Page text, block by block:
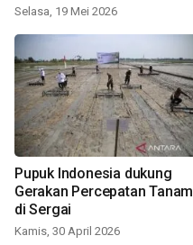
Selasa, 19 Mei 2026
Pupuk Indonesia dukung
Gerakan Percepatan Tanam
di Sergai
Kamis, 30 April 2026